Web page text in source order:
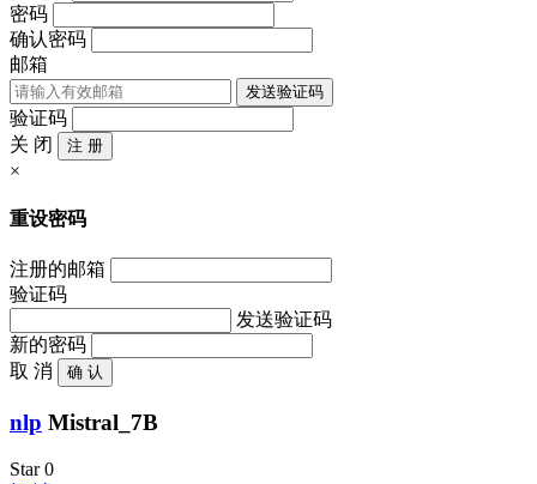
密码
确认密码
邮箱
发送验证码
验证码
关 闭
注 册
×
重设密码
注册的邮箱
验证码
发送验证码
新的密码
取 消
确 认
nlp Mistral_7B
Star 0